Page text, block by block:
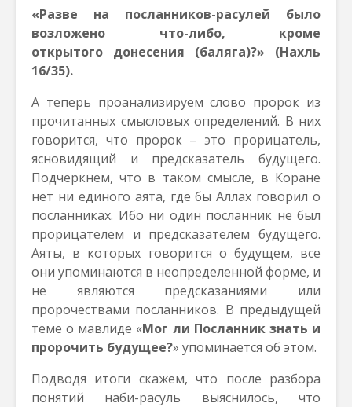
«Разве на посланников-расулей было
возложено что-либо, кроме
открытого донесения (баляга)?» (Нахль
16/35).
А теперь проанализируем слово пророк из
прочитанных смысловых определений. В них
говорится, что пророк – это прорицатель,
ясновидящий и предсказатель будущего.
Подчеркнем, что в таком смысле, в Коране
нет ни единого аята, где бы Аллах говорил о
посланниках. Ибо ни один посланник не был
прорицателем и предсказателем будущего.
Аяты, в которых говорится о будущем, все
они упоминаются в неопределенной форме, и
не являются предсказаниями или
пророчествами посланников. В предыдущей
теме о мавлиде «Мог ли Посланник знать и
пророчить будущее?» упоминается об этом.
Подводя итоги скажем, что после разбора
понятий наби-расуль выяснилось, что